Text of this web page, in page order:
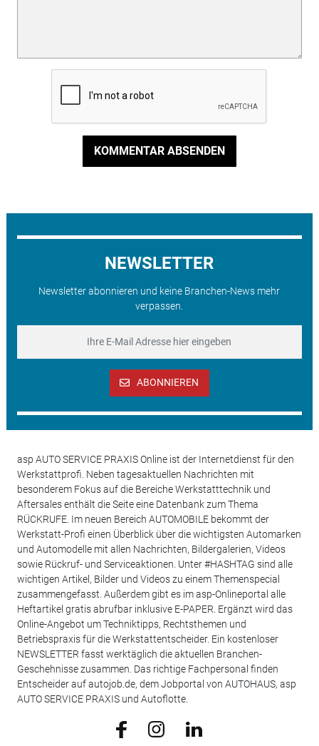
KOMMENTAR ABSENDEN
NEWSLETTER
Newsletter abonnieren und keine Branchen-News mehr
verpassen.
ABONNIEREN
asp AUTO SERVICE PRAXIS Online ist der Internetdienst für den
Werkstattprofi. Neben tagesaktuellen Nachrichten mit
besonderem Fokus auf die Bereiche Werkstatttechnik und
Aftersales enthält die Seite eine Datenbank zum Thema
RÜCKRUFE. Im neuen Bereich AUTOMOBILE bekommt der
Werkstatt-Profi einen Überblick über die wichtigsten Automarken
und Automodelle mit allen Nachrichten, Bildergalerien, Videos
sowie Rückruf- und Serviceaktionen. Unter #HASHTAG sind alle
wichtigen Artikel, Bilder und Videos zu einem Themenspecial
zusammengefasst. Außerdem gibt es im asp-Onlineportal alle
Heftartikel gratis abrufbar inklusive E-PAPER. Ergänzt wird das
Online-Angebot um Techniktipps, Rechtsthemen und
Betriebspraxis für die Werkstattentscheider. Ein kostenloser
NEWSLETTER fasst werktäglich die aktuellen Branchen-
Geschehnisse zusammen. Das richtige Fachpersonal finden
Entscheider auf autojob.de, dem Jobportal von AUTOHAUS, asp
AUTO SERVICE PRAXIS und Autoflotte.